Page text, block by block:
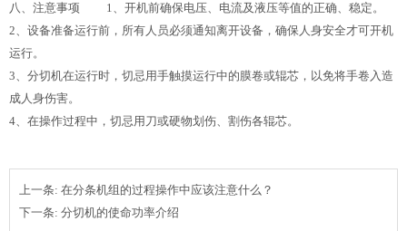
八、注意事项 1、开机前确保电压、电流及液压等值的正确、稳定。
2、设备准备运行前，所有人员必须通知离开设备，确保人身安全才可开机
运行。
3、分切机在运行时，切忌用手触摸运行中的膜卷或辊芯，以免将手卷入造
成人身伤害。
4、在操作过程中，切忌用刀或硬物划伤、割伤各辊芯。
上一条: 在分条机组的过程操作中应该注意什么？
下一条: 分切机的使命功率介绍